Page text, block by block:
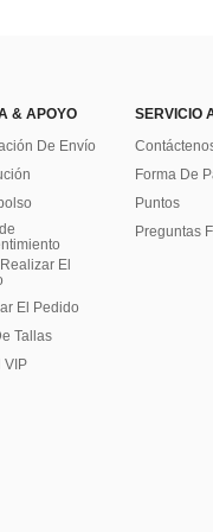
& APOYO
De Envío
El
El Pedido
Tallas
VIP
SERVICIO
Forma De
Puntos
Preguntas